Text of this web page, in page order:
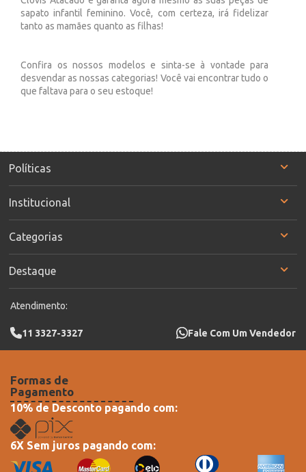
sapato infantil feminino. Você, com certeza, irá fidelizar
tanto as mamães quanto as filhas!
Confira os nossos modelos e sinta-se à vontade para
desvendar as nossas categorias! Você vai encontrar tudo o
que faltava para o seu estoque!
Políticas
Institucional
Categorias
Destaque
Atendimento:
11 3327-3327 Fale Com Um Vendedor
Formas de
Pagamento
10% de Desconto pagando com:
6X Sem juros pagando com: